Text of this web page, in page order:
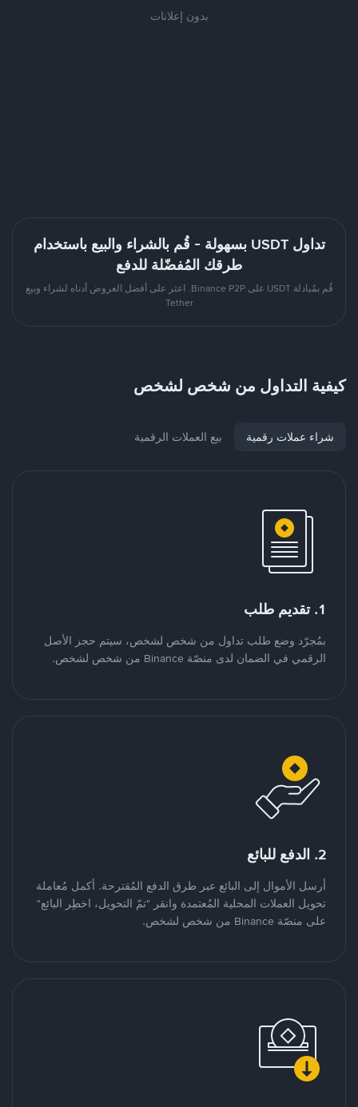
بدون إعلانات
تداول USDT بسهولة - قُم بالشراء والبيع باستخدام
طرقك المُفضّلة للدفع
قُم بمُبادلة USDT على Binance P2P. اعثر على أفضل العروض أدناه لشراء وبيع
Tether
كيفية التداول من شخص لشخص
شراء عملات رقمية بيع العملات الرقمية
1. تقديم طلب
بمُجرّد وضع طلب تداول من شخص لشخص، سيتم حجز الأصل
الرقمي في الضمان لدى منصّة Binance من شخص لشخص.
2. الدفع للبائع
أرسل الأموال إلى البائع عبر طرق الدفع المُقترحة. أكمل مُعاملة
تحويل العملات المحلية المُعتمدة وانقر "تمّ التحويل، اخطِر البائع"
على منصّة Binance من شخص لشخص.